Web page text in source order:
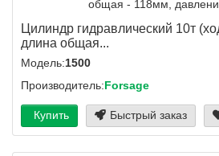
Цилиндр гидравлический 10т
длина общая...
Модель:1500
Производитель:Forsage
Купить Быстрый заказ